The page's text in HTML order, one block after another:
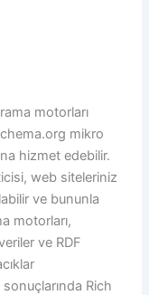
motorları
mikro
hizmet edebilir.
web siteleriniz
ve bununla
motorları,
ve RDF
Rich